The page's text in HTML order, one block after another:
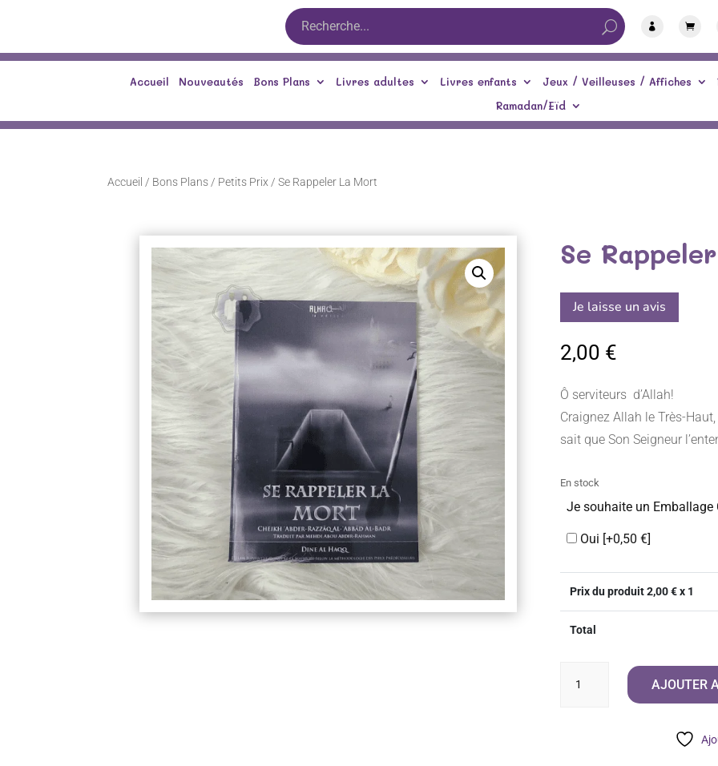
 
Accueil Nouveautés Bons Plans Livres adultes Livres enfants Jeux / Veilleuses / Affiches
Ramadan/Eïd
Accueil / Bons Plans / Petits Prix / Se Rappeler La Mort
Se
Je laisse un avis
2,00 €
Ô serviteurs d’Allah!
Craignez Allah le Très-
sait que Son Seigneur
En stock
Je souhaite un Emballage
Oui [+0,50 €]
Prix du produit2,00€ x 1
Total
AJOUTER